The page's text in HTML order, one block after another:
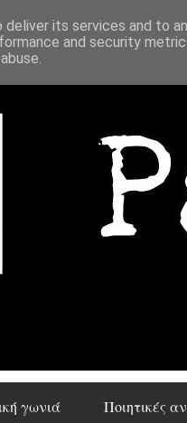
γωνιά Ποιητικές
its services and to
and security